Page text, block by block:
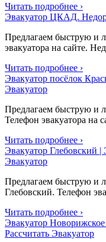
Читать подробнее ›
Эвакуатор ЦКАД.
Предлагаем быструю и
эвакуатора на сайте.
Читать подробнее ›
Эвакуатор посёлок
Эвакуатор
Предлагаем быструю и
Телефон эвакуатора на
Читать подробнее ›
Эвакуатор Глебовский |
Эвакуатор
Предлагаем быструю и
Глебовский. Телефон
Читать подробнее ›
Эвакуатор
Рассчитать Эвакуатор